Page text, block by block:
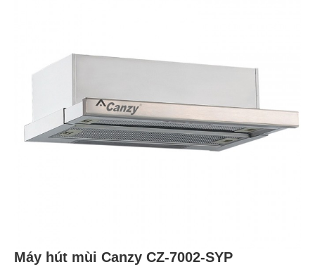
Máy hút mùi Canzy CZ-7002-SYP